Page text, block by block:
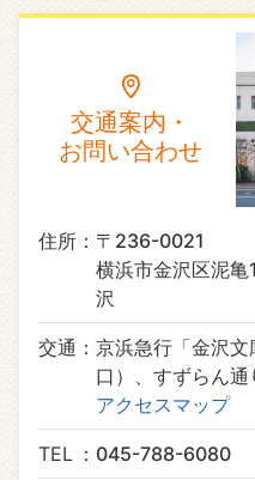
交通案内・
お問い合わせ
住所 〒236-0021
横浜市金沢区泥
沢
交通 京浜急行「金沢
口）、すずらん
アクセスマップ
TEL 045-788-6080